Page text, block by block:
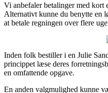
Vi anbefaler betalinger med kort
Alternativt kunne du benytte en
at betale regningen over flere
Inden folk bestiller i en Julie
princippet læse deres
en omfattende opgave.
En anden valgmulighed kunne